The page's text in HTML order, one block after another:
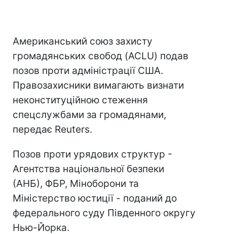
Американський союз захисту
громадянських свобод (ACLU) подав
позов проти адміністрації США.
Правозахисники вимагають визнати
неконституційною стеження
спецслужбами за громадянами,
передає Reuters.
Позов проти урядових структур -
Агентства національної безпеки
(АНБ), ФБР, Міноборони та
Міністерство юстиції - поданий до
федерального суду Південного округу
Нью-Йорка.